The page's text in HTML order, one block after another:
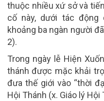
thuộc nhiều xứ sở và
cố này, dưới tác động
khoảng ba ngàn người
2).
Trong ngày lễ Hiện
thánh được mặc khải
đưa thế giới vào “thời
Hội Thánh (x. Giáo lý Hội